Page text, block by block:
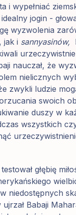
i wypełniać
jogin -
wyzwolenia
jak i sannyasinów,
nauczał, że
nielicznych
zwykli ludzie
swoich
duszy w
wszystkich
głębię
niedostępnych
ujrzał Babaji